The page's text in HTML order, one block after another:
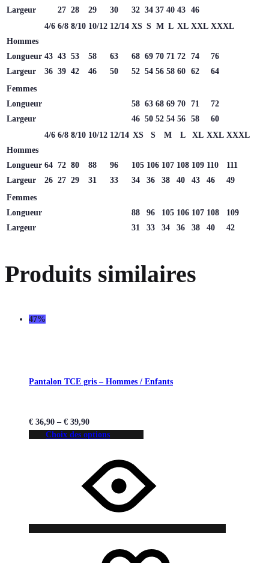
Largeur
27 28 29 30 32 34 37 40 43 46
4/6 6/8 8/10 10/12 12/14 XS S M L XL XXL XXXL
Hommes
Longueur 43 43 53 58 63 68 69 70 71 72 74
76
Largeur
36 39 42 46 50 52 54 56 58 60 62
64
Femmes
Longueur
58 63 68 69 70 71
72
Largeur
46 50 52 54 56 58
60
4/6 6/8 8/10 10/12 12/14 XS S M L XL XXL XXXL
Hommes
Longueur 64 72 80 88 96 105 106 107 108 109 110
111
Largeur
26 27 29 31 33 34 36 38 40 43 46
49
Femmes
Longueur
88 96 105 106 107 108
109
Largeur
31 33 34 36 38 40 42
Produits similaires
47%
Pantalon TCE gris – Hommes / Enfants
€ 36,90 – € 39,90
Choix des options